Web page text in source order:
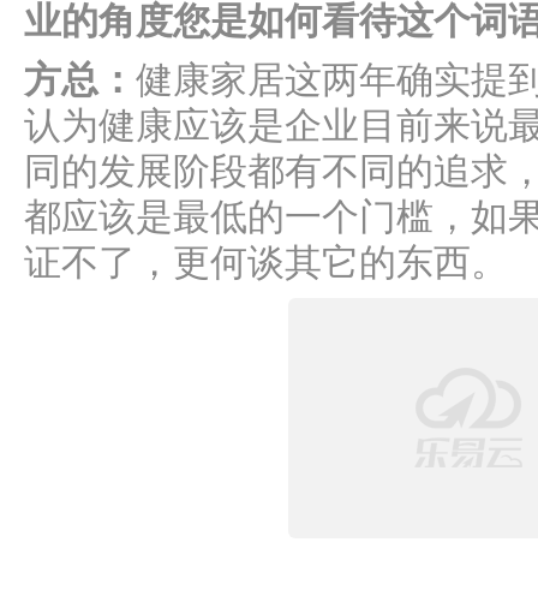
业的角度您是如何看待这个词
方总： 健康家居这两年确实提
认为健康应该是企业目前来说
同的发展阶段都有不同的追求
都应该是最低的一个门槛，如
证不了，更何谈其它的东西。